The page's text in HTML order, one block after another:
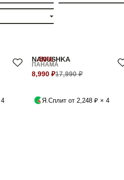
-50%
NANUSHKA
ПАНАМА
8,990 ₽17,990 ₽
Я.Сплит от 2,248 ₽ × 4